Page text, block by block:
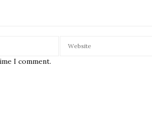
I comment.